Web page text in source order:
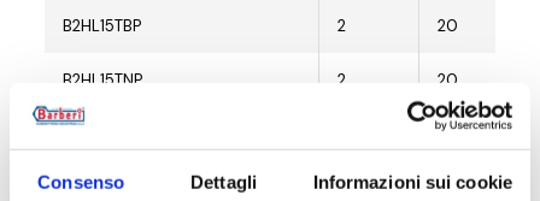
Consenso Dettagli Informazioni sui cookie
B2HL15TBP 2 20
B2HL15TNP 2 20
20
B2HL15CL0 2 20